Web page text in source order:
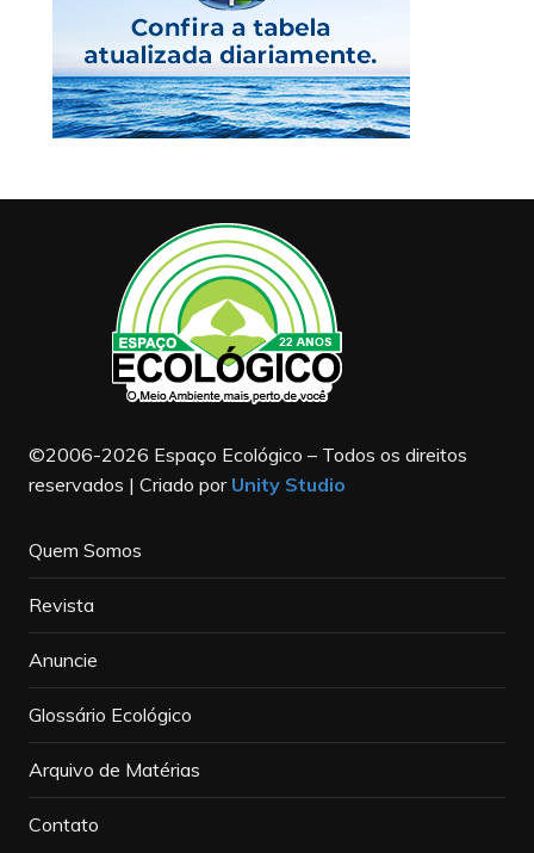
©2006-2026 Espaço Ecológico – Todos os direitos
reservados | Criado por Unity Studio
Quem Somos
Revista
Anuncie
Glossário Ecológico
Arquivo de Matérias
Contato